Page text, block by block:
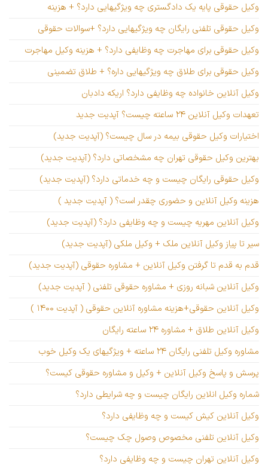
وکیل حقوقی پایه یک دادگستری چه ویژگیهایی دارد؟ + هزینه
وکیل حقوقی تلفنی رایگان چه ویژگیهایی دارد؟ +سوالات حقوقی
وکیل حقوقی برای مهاجرت چه وظایفی دارد؟ + هزینه وکیل مهاجرت
وکیل حقوقی برای طلاق چه ویژگیهایی داره؟ + طلاق تضمینی
وکیل آنلاین خانواده چه وظایفی دارد؟ اریکه دادبان
تعهدات وکیل آنلاین ۲۴ ساعته چیست؟ آپدیت جدید
اختیارات وکیل حقوقی بیمه در سال چیست؟ (آپدیت جدید)
بهترین وکیل حقوقی تهران چه مشخصاتی دارد؟ (آپدیت جدید)
وکیل حقوقی رایگان چیست و چه خدماتی دارد؟ (آپدیت جدید)
هزینه وکیل آنلاین و حضوری چقدر است؟ ( آپدیت جدید )
وکیل آنلاین مهریه چیست و چه وظایفی دارد؟ (آپدیت جدید)
سیر تا پیاز وکیل آنلاین ملک + وکیل ملکی (آپدیت جدید)
قدم به قدم تا گرفتن وکیل آنلاین + مشاوره حقوقی (آپدیت جدید)
وکیل آنلاین شبانه روزی + مشاوره حقوقی تلفنی ( آپدیت جدید)
وکیل آنلاین حقوقی+هزینه مشاوره آنلاین حقوقی ( آپدیت ۱۴۰۰ )
وکیل آنلاین طلاق + مشاوره ۲۴ ساعته رایگان
مشاوره وکیل تلفنی رایگان ۲۴ ساعته + ویژگیهای یک وکیل خوب
پرسش و پاسخ وکیل آنلاین + وکیل و مشاوره حقوقی کیست؟
شماره وکیل انلاین رایگان چیست و چه شرایطی دارد؟
وکیل آنلاین کیش کیست و چه وظایفی دارد؟
وکیل آنلاین تلفنی مخصوص وصول چک چیست؟
وکیل آنلاین تهران چیست و چه وظایفی دارد؟